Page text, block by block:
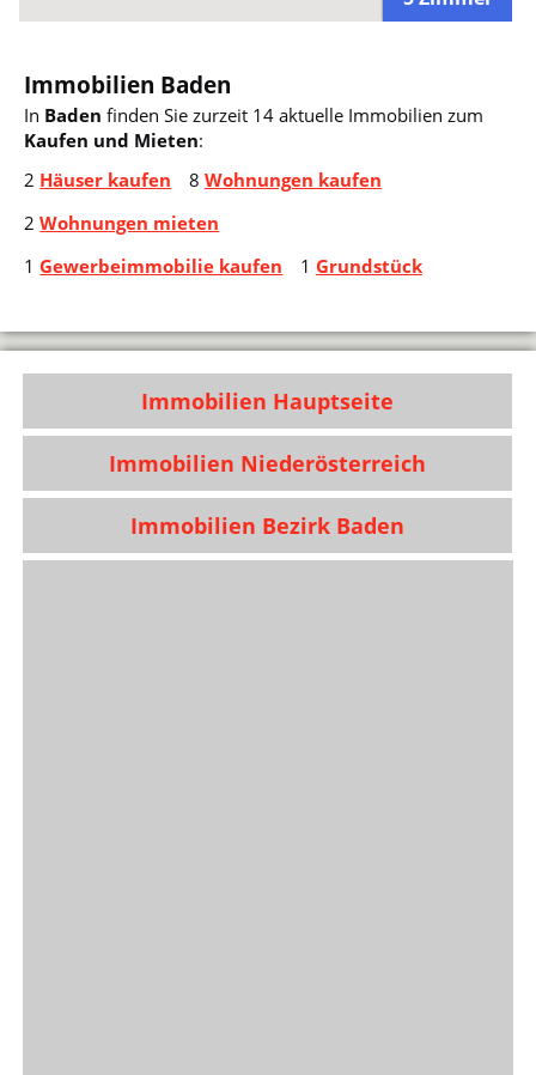
Immobilien Baden
In Baden finden Sie zurzeit 14 aktuelle Immobilien zum
Kaufen und Mieten:
2 Häuser kaufen 8 Wohnungen kaufen
2Wohnungen mieten
1Gewerbeimmobilie kaufen 1 Grundstück
Immobilien Hauptseite
Immobilien Niederösterreich
Immobilien Bezirk Baden